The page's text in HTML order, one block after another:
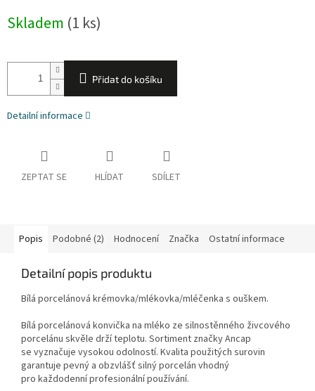
cena:
Skladem (1 ks)
Přidat do košíku
Detailní informace
ZEPTAT SE HLÍDAT SDÍLET
Popis Podobné (2) Hodnocení Značka Ostatní informace
Detailní popis produktu
Bílá porcelánová krémovka/mlékovka/mléčenka s ouškem.
Bílá porcelánová konvička na mléko ze silnostěnného živcového
porcelánu skvěle drží teplotu. Sortiment značky Ancap
se vyznačuje vysokou odolností. Kvalita použitých surovin
garantuje pevný a obzvlášť silný porcelán vhodný
pro každodenní profesionální používání.